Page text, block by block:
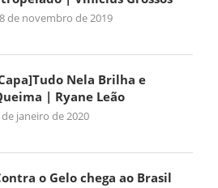
de novembro de 2019
Nela Brilha e
| Ryane Leão
janeiro de 2020
o Gelo chega ao Brasil